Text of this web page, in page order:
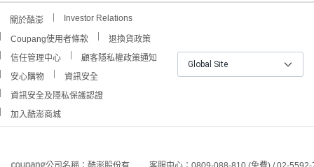
關於酷澎 Investor Relations
Coupang使用者條款
退換貨政策
信任管理中心
顧客隱私權政策通知
安心購物
資訊安全
資訊安全及隱私保護認證
加入酷澎商城
Global Site